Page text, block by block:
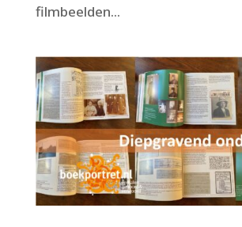
filmbeelden...